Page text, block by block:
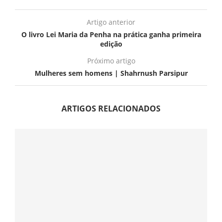
Artigo anterior
O livro Lei Maria da Penha na prática ganha primeira
edição
Próximo artigo
Mulheres sem homens | Shahrnush Parsipur
ARTIGOS RELACIONADOS